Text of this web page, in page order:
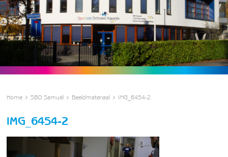
Home SBO Samuël Beeldmateriaal IMG_6454-2
IMG_6454-2